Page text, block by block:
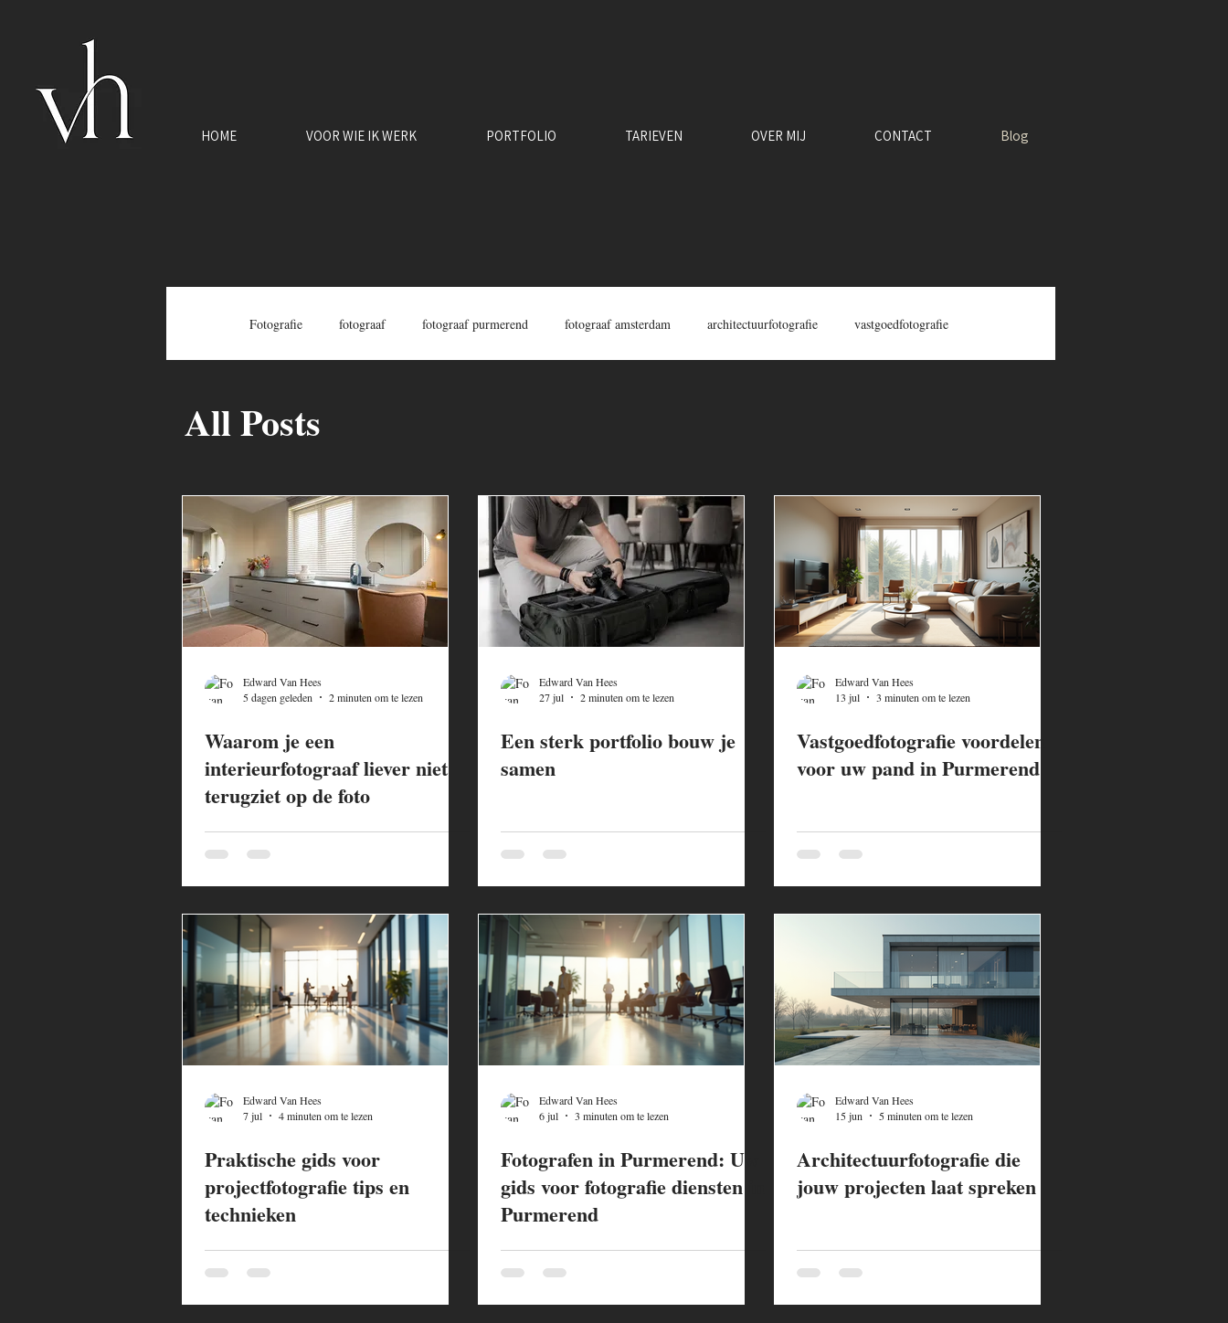
HOME VOOR WIE IK WERK PORTFOLIO TARIEVEN OVER MIJ CONTACT Blog
Fotografie fotograaf fotograaf purmerend fotograaf amsterdam architectuurfotografie vastgoedfotografie
All Posts
Edward Van Hees
5 dagen geleden
2 minuten om te lezen
Waarom je een
interieurfotograaf liever niet
terugziet op de foto
Edward Van Hees
27 jul
2 minuten om te lezen
Een sterk portfolio bouw je
samen
Edward Van Hees
13 jul
3 minuten om te lezen
Vastgoedfotografie voordelen
voor uw pand in Purmerend
Edward Van Hees
7 jul
4 minuten om te lezen
Praktische gids voor
projectfotografie tips en
technieken
Edward Van Hees
6 jul
3 minuten om te lezen
Fotografen in Purmerend: Uw
gids voor fotografie diensten in
Purmerend
Edward Van Hees
15 jun
5 minuten om te lezen
Architectuurfotografie die
jouw projecten laat spreken